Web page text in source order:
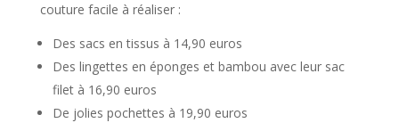
couture facile à réaliser :
Des sacs en tissus à 14,90 euros
Des lingettes en éponges et bambou avec leur sac
filet à 16,90 euros
De jolies pochettes à 19,90 euros